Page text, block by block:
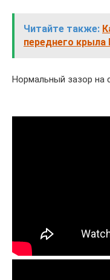
Читайте также:
переднего крыла
Нормальный зазор на